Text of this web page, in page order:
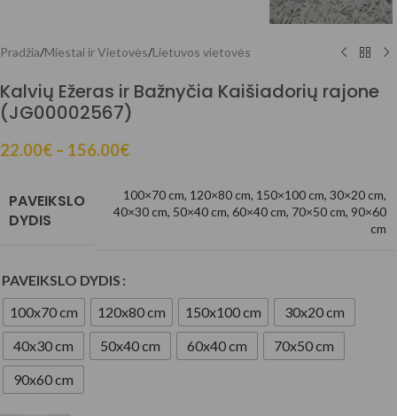
Pradžia/Miestai ir Vietovės/Lietuvos vietovės
Kalvių Ežeras ir Bažnyčia Kaišiadorių rajone
(JG00002567)
22.00€ – 156.00€
PAVEIKSLO
DYDIS
100×70 cm, 120×80 cm, 150×100 cm, 30×20 cm,
40×30 cm, 50×40 cm, 60×40 cm, 70×50 cm, 90×60
cm
PAVEIKSLO DYDIS
100x70 cm
120x80 cm 150x100 cm
30x20 cm
40x30 cm
50x40 cm 60x40 cm
70x50 cm
90x60 cm